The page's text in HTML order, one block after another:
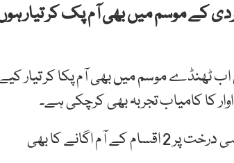
کے موسم میں بھی آم پک کر تیار
ٹھنڈے موسم میں بھی آم پکا کر تیار
صرف یہی نہیں بلکہ سندھ ہارٹی کلچر انسٹیٹیوٹ کی جانب سے ایک ہی درخت پر 2 اقسام کے آم اگانے کا بھی